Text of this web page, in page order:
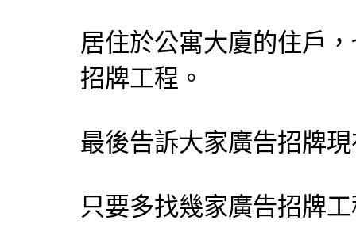
居住於公寓大廈的住戶
招牌工程。
最後告訴大家廣告招牌
只要多找幾家廣告招牌